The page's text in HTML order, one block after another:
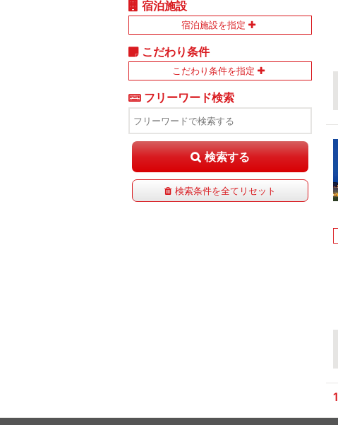
1
宿泊施設
宿泊施設を指定
こだわり条件
こだわり条件を指定
フリーワード検索
検索する
検索条件を全てリセット